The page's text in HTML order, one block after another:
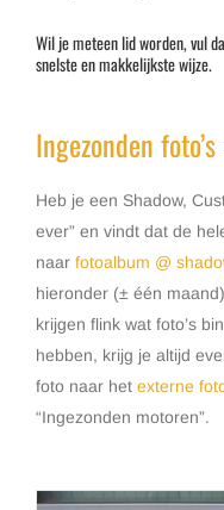
Wil je meteen lid worden, vul
snelste en makkelijkste wijze.
Ingezonden foto’s
Heb je een Shadow,
ever” en vindt dat de
naar fotoalbum @
hieronder (± één
krijgen flink wat foto’s
hebben, krijg je altijd
foto naar het externe
“Ingezonden motoren”.